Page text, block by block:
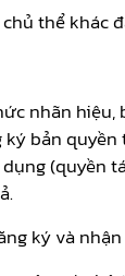
thể khác
nhãn hiệu,
bản
(quyền
ký và